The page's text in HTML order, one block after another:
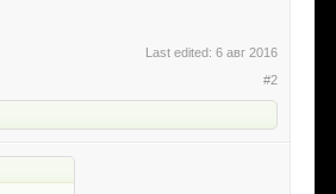
Last edited: 6 авг 2016
#2